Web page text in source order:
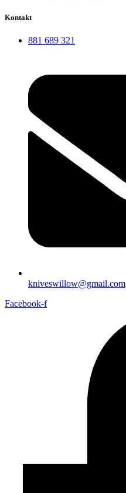
Kontakt
881 689 321
kniveswillow@gmail.com
Facebook-f